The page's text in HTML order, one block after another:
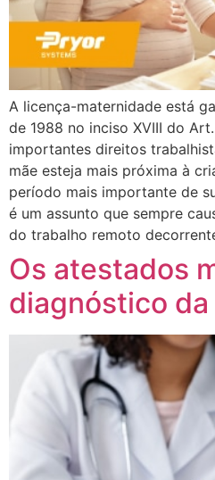
A licença-maternidade está
de 1988 no inciso XVIII do
importantes direitos
mãe esteja mais próxima à
período mais importante de
é um assunto que sempre
do trabalho remoto
Os atestados
diagnóstico